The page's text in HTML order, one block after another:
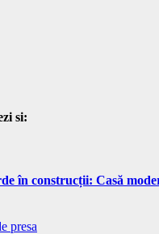
si:
în construcții: Casă
presa